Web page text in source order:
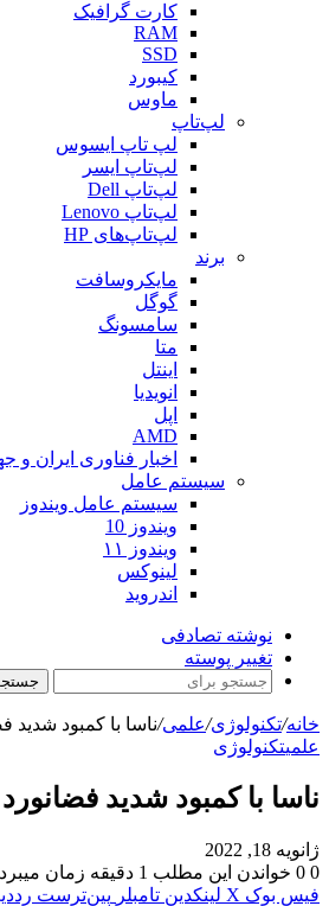
کارت گرافیک
RAM
SSD
کیبورد
ماوس
لپ‌تاپ
لپ تاپ ایسوس
لپ‌تاپ ایسر
لپ‌تاپ Dell
لپ‌تاپ Lenovo
لپ‌تاپ‌های HP
برند
مایکروسافت
گوگل
سامسونگ
متا
اینتل
انویدیا
اپل
AMD
اخبار فناوری ایران و
سیستم عامل
سیستم عامل ویندوز
ویندوز 10
ویندوز ۱۱
لینوکس
اندروید
نوشته تصادفی
تغییر پوسته
خانه/تکنولوژی/علمی/ناسا با کمبود
علمیتکنولوژی
ناسا با کمبود شدید
ژانویه 18, 2022
0
خواندن این مطلب 1 دقیقه زمان میبرد
فیس بوک X لینکدین ‫تامبلر ‫پین‌ترست